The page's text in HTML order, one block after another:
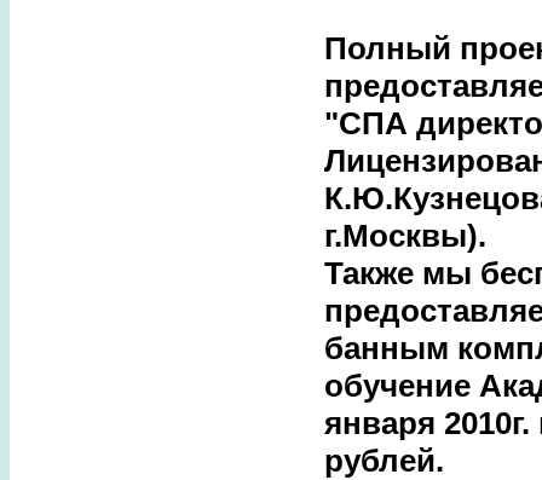
Полный
"СПА
г.Москвы).
Также мы
банным
обучение
января
рублей.